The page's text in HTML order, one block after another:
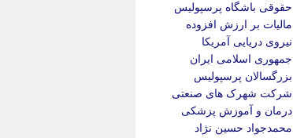
حقوقی باشگاه پرسپولیس
مالیات بر ارزش افزوده
نیروی دریایی آمریکا
جمهوری اسلامی ایران
بزرگسالان پرسپولیس
شرکت شهرک های صنعتی
درمان و آموزش پزشکی
محمدجواد حسین نژاد